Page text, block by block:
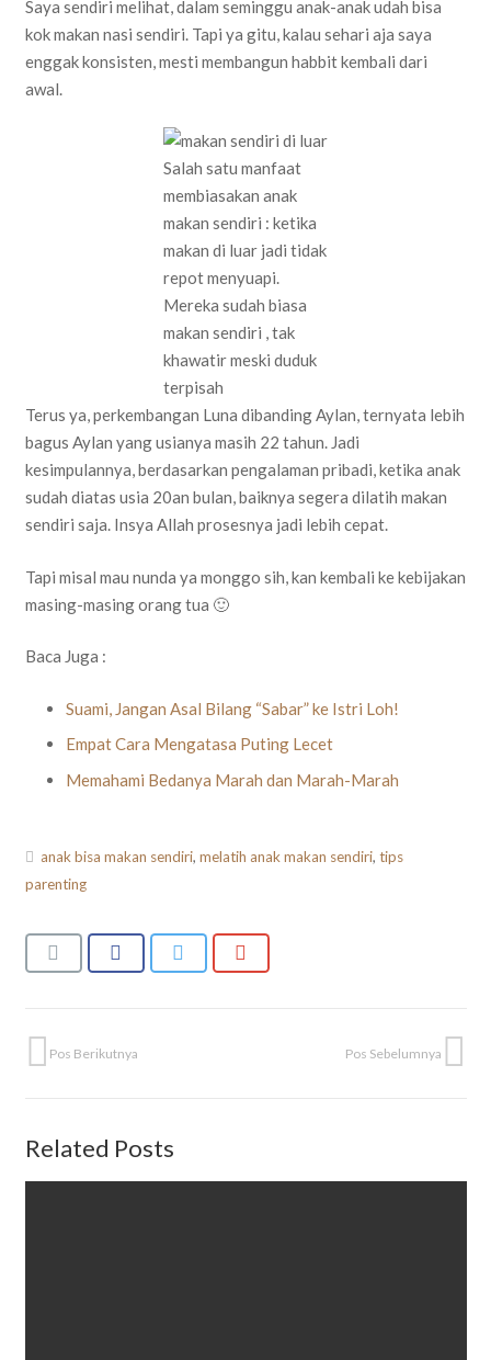
Saya sendiri melihat, dalam seminggu anak-anak udah bisa
kok makan nasi sendiri. Tapi ya gitu, kalau sehari aja saya
enggak konsisten, mesti membangun habbit kembali dari
awal.
Salah satu manfaat
membiasakan anak
makan sendiri : ketika
makan di luar jadi tidak
repot menyuapi.
Mereka sudah biasa
makan sendiri , tak
khawatir meski duduk
terpisah
Terus ya, perkembangan Luna dibanding Aylan, ternyata lebih
bagus Aylan yang usianya masih 22 tahun. Jadi
kesimpulannya, berdasarkan pengalaman pribadi, ketika anak
sudah diatas usia 20an bulan, baiknya segera dilatih makan
sendiri saja. Insya Allah prosesnya jadi lebih cepat.
Tapi misal mau nunda ya monggo sih, kan kembali ke kebijakan
masing-masing orang tua 🙂
Baca Juga :
Suami, Jangan Asal Bilang “Sabar” ke Istri Loh!
Empat Cara Mengatasa Puting Lecet
Memahami Bedanya Marah dan Marah-Marah
anak bisa makan sendiri, melatih anak makan sendiri, tips
parenting
Pos Sebelumnya
Pos Berikutnya
Related Posts